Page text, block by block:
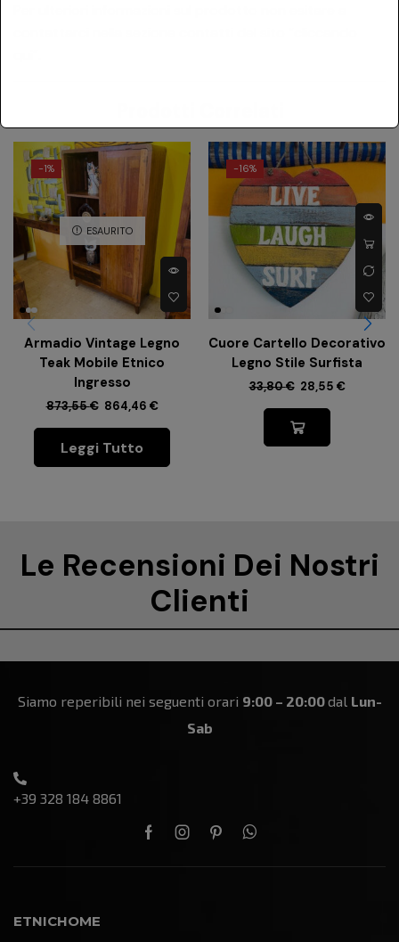
-1%
ESAURITO
Armadio Vintage Legno
Teak Mobile Etnico
Ingresso
873,55€ 864,46 €
Leggi Tutto
-16%
Cuore Cartello Decorativo
Legno Stile Surfista
33,80€ 28,55 €
Le Recensioni Dei Nostri
Clienti
Siamo reperibili nei seguenti orari 9:00 – 20:00dal Lun-
Sab
+39 328 184 8861
ETNICHOME